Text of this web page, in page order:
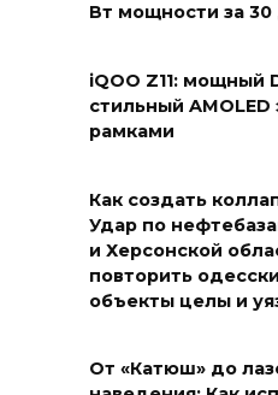
Вт мощности за 30
iQOO Z11: мощный
стильный AMOLED
рамками
Как создать
Удар по
и Херсонской
повторить
объекты целы и
От «Катюш» до